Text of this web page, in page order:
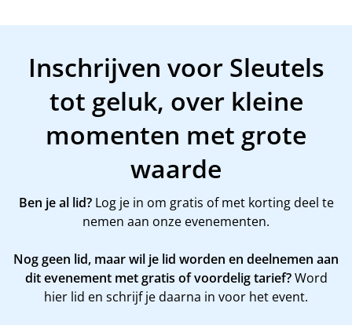
Inschrijven voor Sleutels
tot geluk, over kleine
momenten met grote
waarde
Ben je al lid?Log je in om gratis of met korting deel te
nemen aan onze evenementen.
Nog geen lid, maar wil je lid worden en deelnemen aan
dit evenement met gratis of voordelig tarief?Word
hier lid en schrijf je daarna in voor het event.